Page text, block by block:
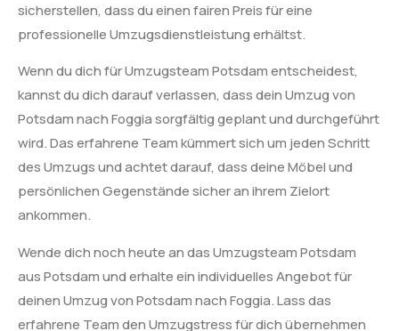
sicherstellen, dass du einen fairen Preis für eine
professionelle Umzugsdienstleistung erhältst.
Wenn du dich für Umzugsteam Potsdam entscheidest,
kannst du dich darauf verlassen, dass dein Umzug von
Potsdam nach Foggia sorgfältig geplant und durchgeführt
wird. Das erfahrene Team kümmert sich um jeden Schritt
des Umzugs und achtet darauf, dass deine Möbel und
persönlichen Gegenstände sicher an ihrem Zielort
ankommen.
Wende dich noch heute an das Umzugsteam Potsdam
aus Potsdam und erhalte ein individuelles Angebot für
deinen Umzug von Potsdam nach Foggia. Lass das
erfahrene Team den Umzugstress für dich übernehmen